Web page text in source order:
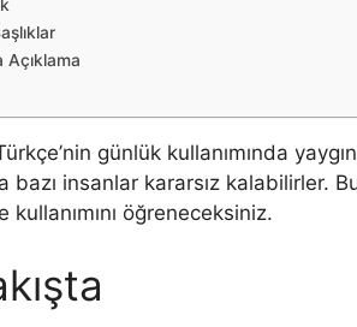
Açıklama
günlük kullanımında
bazı insanlar kararsız kalabilirler.
kullanımını öğreneceksiniz.